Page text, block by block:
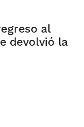
al
devolvió la